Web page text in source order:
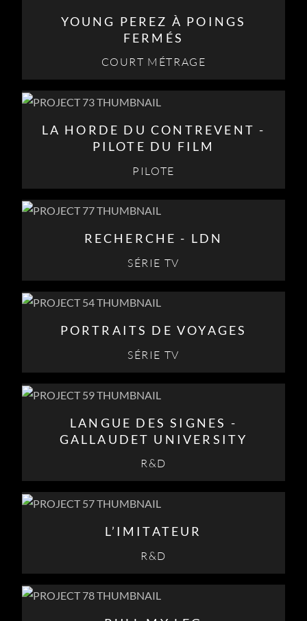
YOUNG PEREZ À POINGS
FERMÉS
COURT MÉTRAGE
LA HORDE DU CONTREVENT -
PILOTE DU FILM
PILOTE
RECHERCHE - LDN
SÉRIE TV
PORTRAITS DE VOYAGES
SÉRIE TV
LANGUE DES SIGNES -
GALLAUDET UNIVERSITY
R&D
L’IMITATEUR
R&D